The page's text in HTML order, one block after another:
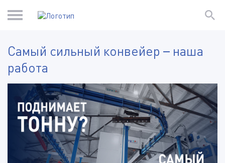
Самый сильный конвейер – наша
работа